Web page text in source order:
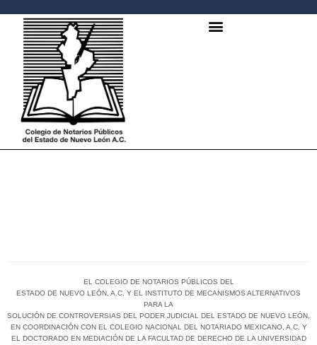
EL COLEGIO DE NOTARIOS PÚBLICOS DEL
ESTADO DE NUEVO LEÓN, A.C. Y EL INSTITUTO DE MECANISMOS ALTERNATIVOS
PARA LA
SOLUCIÓN DE CONTROVERSIAS DEL PODER JUDICIAL DEL ESTADO DE NUEVO LEÓN,
EN COORDINACIÓN CON EL COLEGIO NACIONAL DEL NOTARIADO MEXICANO, A.C. Y
EL DOCTORADO EN MEDIACIÓN DE LA FACULTAD DE DERECHO DE LA UNIVERSIDAD